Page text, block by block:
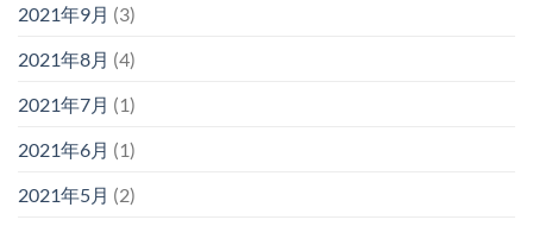
2021年9月 (3)
2021年8月 (4)
2021年7月 (1)
2021年6月 (1)
2021年5月 (2)